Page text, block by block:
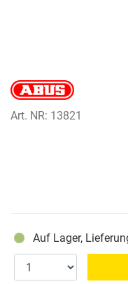
Art. NR: 13821
Auf Lager,